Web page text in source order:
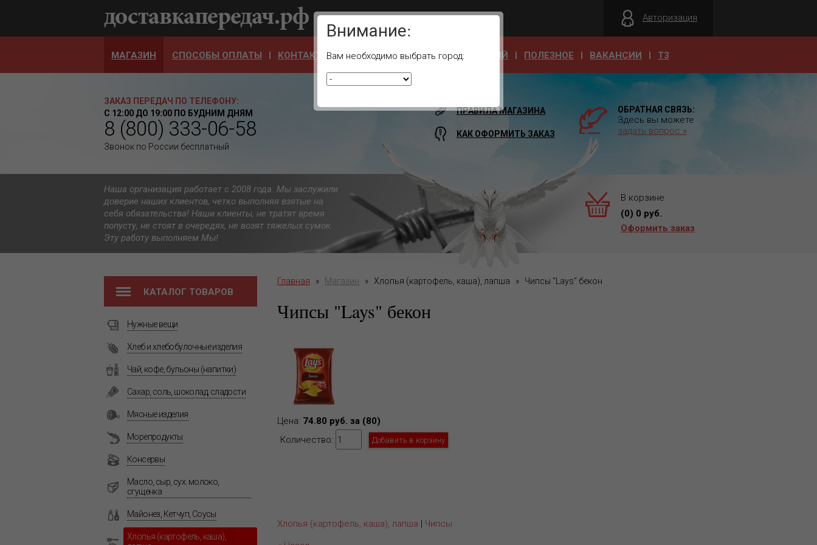
Ваш город: Авторизация
МАГАЗИН СПОСОБЫ ОПЛАТЫ КОНТАКТЫ ОТЗЫВЫ АДРЕСА УЧРЕЖДЕНИЙ ПОЛЕЗНОЕ ВАКАНСИИ T3
ЗАКАЗ ПЕРЕДАЧ ПО ТЕЛЕФОНУ:
С 12:00 ДО 19:00 ПО БУДНИМ ДНЯМ
8 (800) 333-06-58
Звонок по России бесплатный
ОБРАТНАЯ СВЯЗЬ:
Здесь вы можете
задать вопрос »
ПРАВИЛА МАГАЗИНА
КАК ОФОРМИТЬ ЗАКАЗ
Наша организация работает с 2008 года. Мы заслужили
доверие наших клиентов, четко выполняя взятые на
себя обязательства! Наши клиенты, не тратят время
попусту, не стоят в очередях, не возят тяжелых сумок.
Эту работу выполняем Мы!
В корзине
(0) 0 руб.
Оформить заказ
КАТАЛОГ ТОВАРОВ
Нужные вещи
Хлеб и хлебобулочные изделия
Чай, кофе, бульоны (напитки)
Сахар, соль, шоколад, сладости
Мясные изделия
Морепродукты
Консервы
Масло, сыр, сух. молоко,
сгущенка
Майонез, Кетчуп, Соусы
Хлопья (картофель, каша),
Главная » Магазин » Хлопья (картофель, каша), лапша » Чипсы "Lays" бекон
Чипсы "Lays" бекон
Цена: 74.80 руб. за (80)
Количество:
Хлопья (картофель, каша), лапша | Чипсы
Внимание:
Вам необходимо выбрать город: